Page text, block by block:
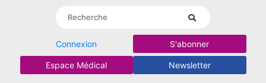
Connexion S'abonner
Espace Médical Newsletter